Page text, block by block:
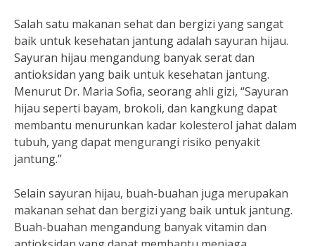
Salah satu makanan sehat dan bergizi yang sangat
baik untuk kesehatan jantung adalah sayuran hijau.
Sayuran hijau mengandung banyak serat dan
antioksidan yang baik untuk kesehatan jantung.
Menurut Dr. Maria Sofia, seorang ahli gizi, “Sayuran
hijau seperti bayam, brokoli, dan kangkung dapat
membantu menurunkan kadar kolesterol jahat dalam
tubuh, yang dapat mengurangi risiko penyakit
jantung.”
Selain sayuran hijau, buah-buahan juga merupakan
makanan sehat dan bergizi yang baik untuk jantung.
Buah-buahan mengandung banyak vitamin dan